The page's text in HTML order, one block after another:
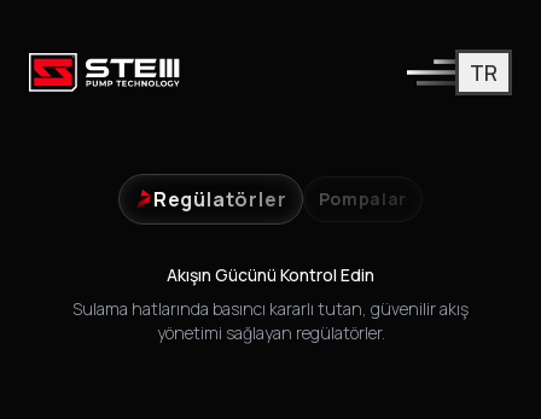
TR
Yüksek Performanslı Basınç Regülatörleri
Tüm uygulamalarınız için güvenilir, yüksek akış kapasiteli
Regülatörler Pompalar
Akışın Gücünü Kontrol Edin
Sulama hatlarında basıncı kararlı tutan, güvenilir akış
yönetimi sağlayan regülatörler.